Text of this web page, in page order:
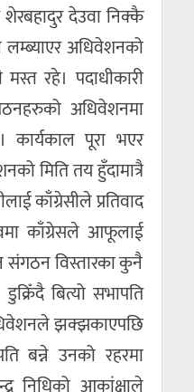
देउवा निक्कै
अधिवेशनको
रहे। पदाधीकारी
अधिवेशनमा
पूरा भएर
मिति तय हुँदामात्रै
काँग्रेसीले प्रतिवाद
काँग्रेसले आफूलाई
संगठन विस्तारका कुनै
बित्यो सभापति
झक्झकाएपछि
बन्ने उनको रहरमा